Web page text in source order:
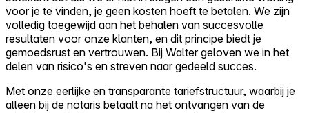
voor je te vinden, je geen kosten hoeft te betalen. We zijn
volledig toegewijd aan het behalen van succesvolle
resultaten voor onze klanten, en dit principe biedt je
gemoedsrust en vertrouwen. Bij Walter geloven we in het
delen van risico's en streven naar gedeeld succes.
Met onze eerlijke en transparante tariefstructuur, waarbij je
alleen bij de notaris betaalt na het ontvangen van de